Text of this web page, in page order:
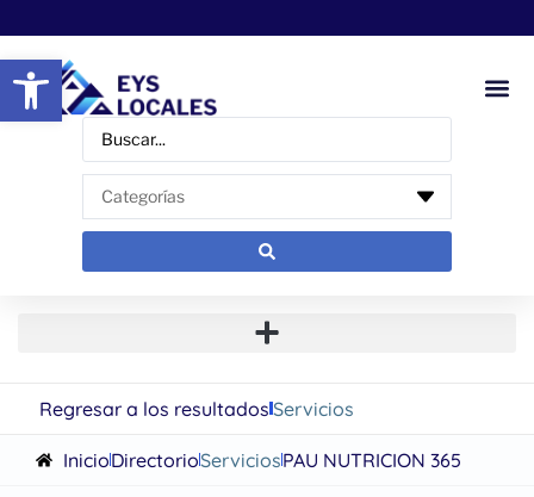
Abrir barra de herramientas
Regresar a los resultadosServicios
InicioDirectorioServiciosPAU NUTRICION 365